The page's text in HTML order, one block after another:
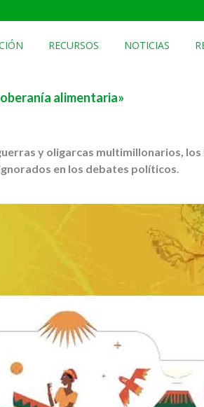
RECURSOS NOTICIAS
alimentaria»
y oligarcas multimillonarios,
en los debates políticos.